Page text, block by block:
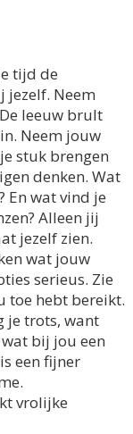
tijd de
jezelf. Neem
leeuw brult
Neem jouw
stuk brengen
denken. Wat
En wat vind je
Alleen jij
jezelf zien.
wat jouw
serieus. Zie
toe hebt bereikt.
je trots, want
bij jou een
een fijner
vrolijke